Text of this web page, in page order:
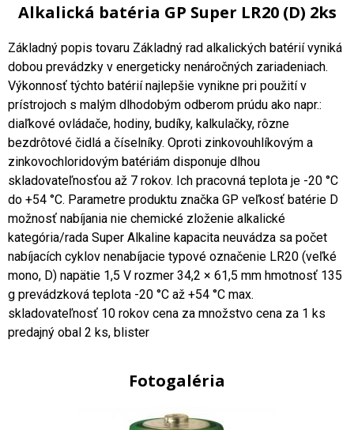
Alkalická batéria GP Super LR20 (D) 2ks
Základný popis tovaru Základný rad alkalických batérií vyniká
dobou prevádzky v energeticky nenáročných zariadeniach.
Výkonnosť týchto batérií najlepšie vynikne pri použití v
prístrojoch s malým dlhodobým odberom prúdu ako napr.:
diaľkové ovládače, hodiny, budíky, kalkulačky, rôzne
bezdrôtové čidlá a číselníky. Oproti zinkovouhlíkovým a
zinkovochloridovým batériám disponuje dlhou
skladovateľnosťou až 7 rokov. Ich pracovná teplota je -20 °C
do +54 °C. Parametre produktu značka GP veľkosť batérie D
možnosť nabíjania nie chemické zloženie alkalické
kategória/rada Super Alkaline kapacita neuvádza sa počet
nabíjacích cyklov nenabíjacie typové označenie LR20 (veľké
mono, D) napätie 1,5 V rozmer 34,2 × 61,5 mm hmotnosť 135
g prevádzková teplota -20 °C až +54 °C max.
skladovateľnosť 10 rokov cena za množstvo cena za 1 ks
predajný obal 2 ks, blister
Fotogaléria